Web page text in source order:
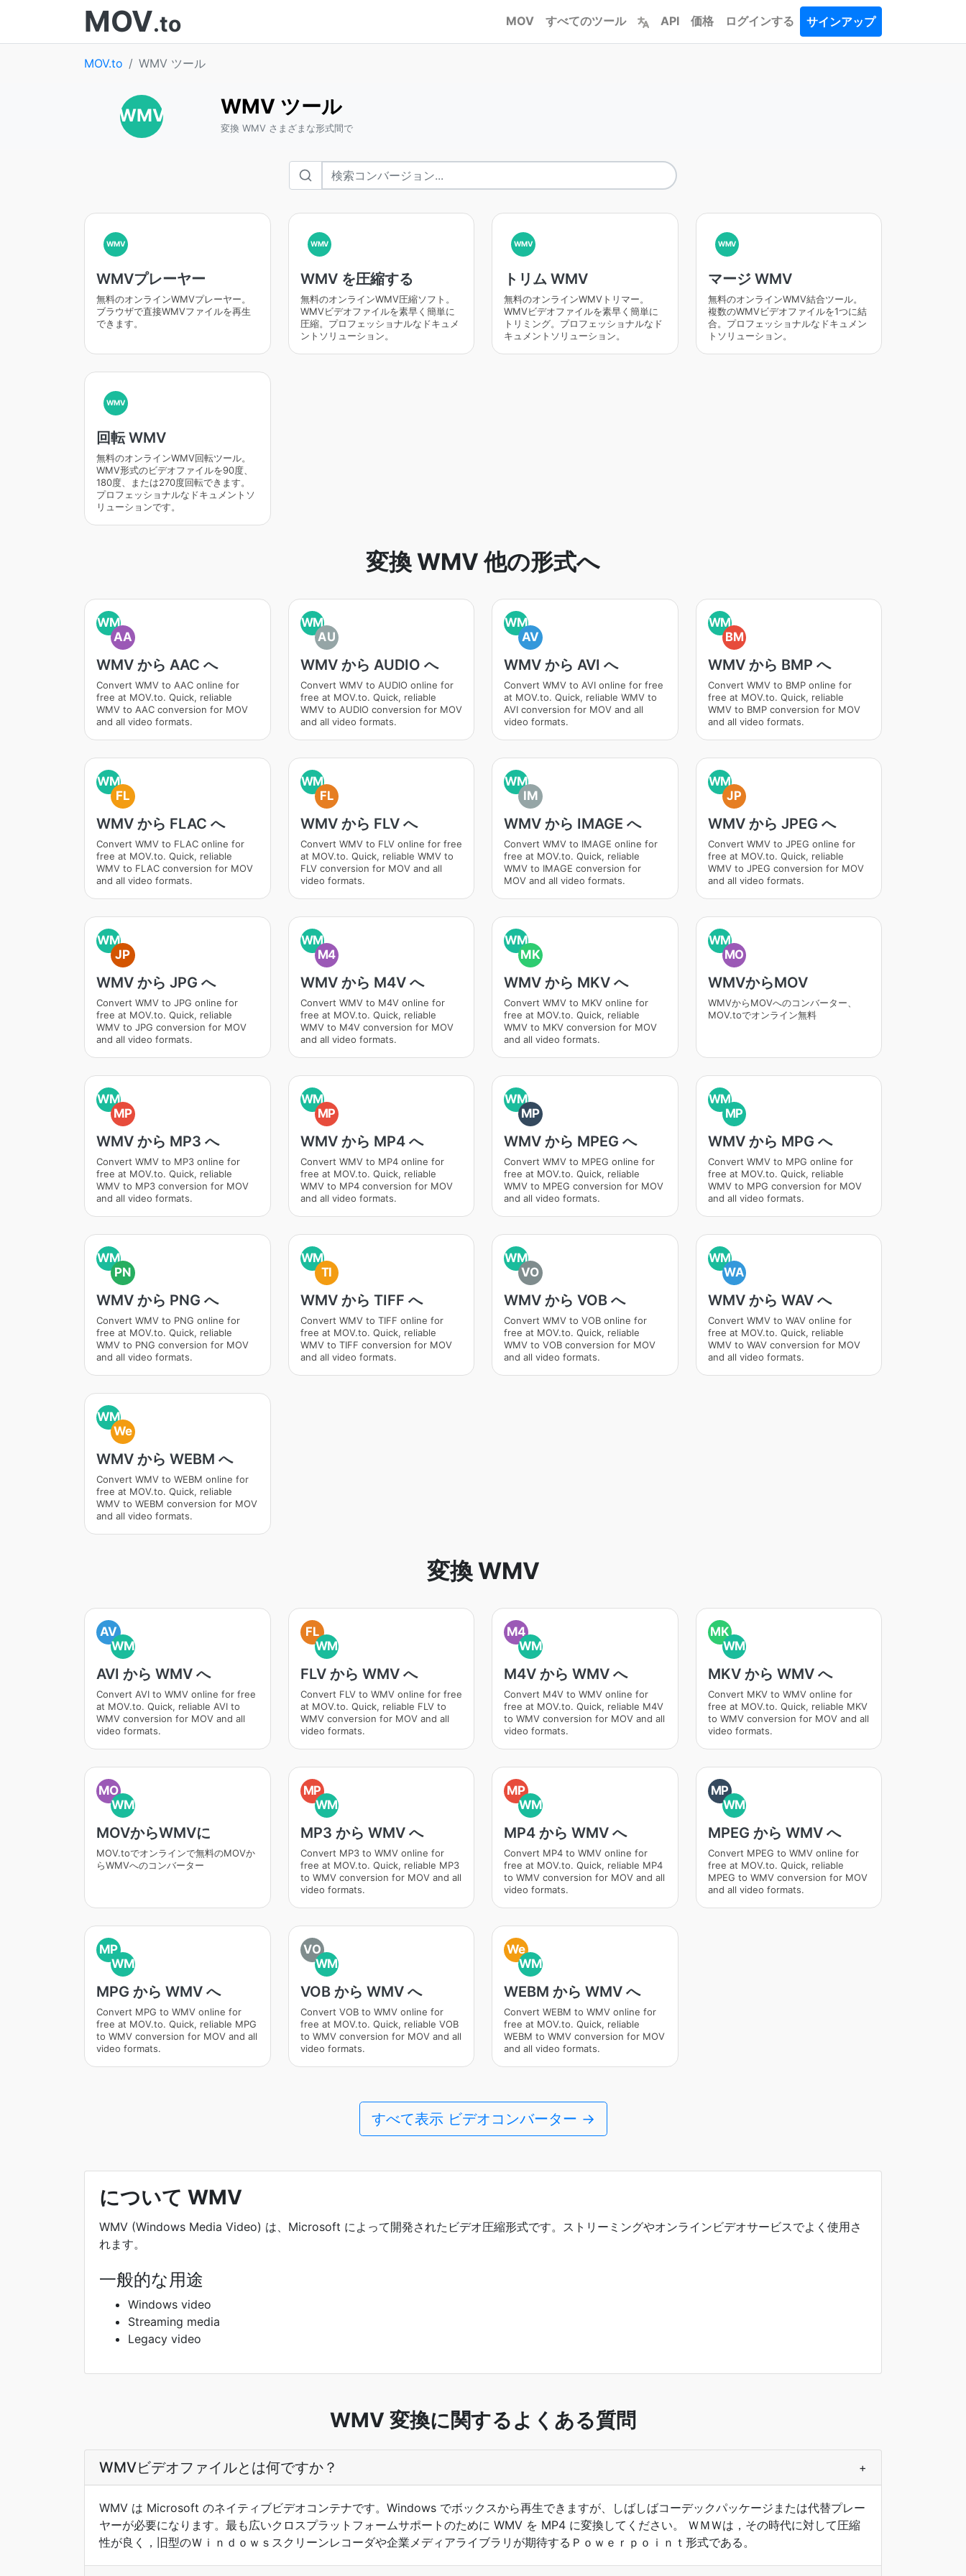
MOV.to MOV すべてのツール API 価格 ログインする サインアップ
MOV.to WMV ツール
WMV WMV ツール
変換 WMV さまざまな形式間で
WMV
WMVプレーヤー
無料のオンラインWMVプレーヤー。
ブラウザで直接WMVファイルを再生
できます。
WMV
WMV を圧縮する
無料のオンラインWMV圧縮ソフト。
WMVビデオファイルを素早く簡単に
圧縮。プロフェッショナルなドキュメ
ントソリューション。
WMV
トリム WMV
無料のオンラインWMVトリマー。
WMVビデオファイルを素早く簡単に
トリミング。プロフェッショナルなド
キュメントソリューション。
WMV
マージ WMV
無料のオンラインWMV結合ツール。
複数のWMVビデオファイルを1つに結
合。プロフェッショナルなドキュメン
トソリューション。
WMV
回転 WMV
無料のオンラインWMV回転ツール。
WMV形式のビデオファイルを90度、
180度、または270度回転できます。
プロフェッショナルなドキュメントソ
リューションです。
変換 WMV 他の形式へ
WM
AA
WMV から AAC へ
Convert WMV to AAC online for
free at MOV.to. Quick, reliable
WMV to AAC conversion for MOV
and all video formats.
WM
AU
WMV から AUDIO へ
Convert WMV to AUDIO online for
free at MOV.to. Quick, reliable
WMV to AUDIO conversion for MOV
and all video formats.
WM
AV
WMV から AVI へ
Convert WMV to AVI online for free
at MOV.to. Quick, reliable WMV to
AVI conversion for MOV and all
video formats.
WM
BM
WMV から BMP へ
Convert WMV to BMP online for
free at MOV.to. Quick, reliable
WMV to BMP conversion for MOV
and all video formats.
WM
FL
WMV から FLAC へ
Convert WMV to FLAC online for
free at MOV.to. Quick, reliable
WMV to FLAC conversion for MOV
and all video formats.
WM
FL
WMV から FLV へ
Convert WMV to FLV online for free
at MOV.to. Quick, reliable WMV to
FLV conversion for MOV and all
video formats.
WM
IM
WMV から IMAGE へ
Convert WMV to IMAGE online for
free at MOV.to. Quick, reliable
WMV to IMAGE conversion for
MOV and all video formats.
WM
JP
WMV から JPEG へ
Convert WMV to JPEG online for
free at MOV.to. Quick, reliable
WMV to JPEG conversion for MOV
and all video formats.
WM
JP
WMV から JPG へ
Convert WMV to JPG online for
free at MOV.to. Quick, reliable
WMV to JPG conversion for MOV
and all video formats.
WM
M4
WMV から M4V へ
Convert WMV to M4V online for
free at MOV.to. Quick, reliable
WMV to M4V conversion for MOV
and all video formats.
WM
MK
WMV から MKV へ
Convert WMV to MKV online for
free at MOV.to. Quick, reliable
WMV to MKV conversion for MOV
and all video formats.
WM
MO
WMVからMOV
WMVからMOVへのコンバーター、
MOV.toでオンライン無料
WM
MP
WMV から MP3 へ
Convert WMV to MP3 online for
free at MOV.to. Quick, reliable
WMV to MP3 conversion for MOV
and all video formats.
WM
MP
WMV から MP4 へ
Convert WMV to MP4 online for
free at MOV.to. Quick, reliable
WMV to MP4 conversion for MOV
and all video formats.
WM
MP
WMV から MPEG へ
Convert WMV to MPEG online for
free at MOV.to. Quick, reliable
WMV to MPEG conversion for MOV
and all video formats.
WM
MP
WMV から MPG へ
Convert WMV to MPG online for
free at MOV.to. Quick, reliable
WMV to MPG conversion for MOV
and all video formats.
WM
PN
WMV から PNG へ
Convert WMV to PNG online for
free at MOV.to. Quick, reliable
WMV to PNG conversion for MOV
and all video formats.
WM
TI
WMV から TIFF へ
Convert WMV to TIFF online for
free at MOV.to. Quick, reliable
WMV to TIFF conversion for MOV
and all video formats.
WM
VO
WMV から VOB へ
Convert WMV to VOB online for
free at MOV.to. Quick, reliable
WMV to VOB conversion for MOV
and all video formats.
WM
WA
WMV から WAV へ
Convert WMV to WAV online for
free at MOV.to. Quick, reliable
WMV to WAV conversion for MOV
and all video formats.
WM
We
WMV から WEBM へ
Convert WMV to WEBM online for
free at MOV.to. Quick, reliable
WMV to WEBM conversion for MOV
and all video formats.
変換 WMV
AV
WM
AVI から WMV へ
Convert AVI to WMV online for free
at MOV.to. Quick, reliable AVI to
WMV conversion for MOV and all
video formats.
FL
WM
FLV から WMV へ
Convert FLV to WMV online for free
at MOV.to. Quick, reliable FLV to
WMV conversion for MOV and all
video formats.
M4
WM
M4V から WMV へ
Convert M4V to WMV online for
free at MOV.to. Quick, reliable M4V
to WMV conversion for MOV and all
video formats.
MK
WM
MKV から WMV へ
Convert MKV to WMV online for
free at MOV.to. Quick, reliable MKV
to WMV conversion for MOV and all
video formats.
MO
WM
MOVからWMVに
MOV.toでオンラインで無料のMOVか
らWMVへのコンバーター
MP
WM
MP3 から WMV へ
Convert MP3 to WMV online for
free at MOV.to. Quick, reliable MP3
to WMV conversion for MOV and all
video formats.
MP
WM
MP4 から WMV へ
Convert MP4 to WMV online for
free at MOV.to. Quick, reliable MP4
to WMV conversion for MOV and all
video formats.
MP
WM
MPEG から WMV へ
Convert MPEG to WMV online for
free at MOV.to. Quick, reliable
MPEG to WMV conversion for MOV
and all video formats.
MP
WM
MPG から WMV へ
Convert MPG to WMV online for
free at MOV.to. Quick, reliable MPG
to WMV conversion for MOV and all
video formats.
VO
WM
VOB から WMV へ
Convert VOB to WMV online for
free at MOV.to. Quick, reliable VOB
to WMV conversion for MOV and all
video formats.
We
WM
WEBM から WMV へ
Convert WEBM to WMV online for
free at MOV.to. Quick, reliable
WEBM to WMV conversion for MOV
and all video formats.
すべて表示 ビデオコンバーター →
について WMV
WMV (Windows Media Video) は、Microsoft によって開発されたビデオ圧縮形式です。ストリーミングやオンラインビデオサービスでよく使用さ
れます。
一般的な用途
Windows video
Streaming media
Legacy video
WMV 変換に関するよくある質問
WMVビデオファイルとは何ですか？ +
WMV は Microsoft のネイティブビデオコンテナです。Windows でボックスから再生できますが、しばしばコーデックパッケージまたは代替プレー
ヤーが必要になります。最も広いクロスプラットフォームサポートのために WMV を MP4 に変換してください。 ＷＭＷは，その時代に対して圧縮
性が良く，旧型のＷｉｎｄｏｗｓスクリーンレコーダや企業メディアライブラリが期待するＰｏｗｅｒｐｏｉｎｔ形式である。